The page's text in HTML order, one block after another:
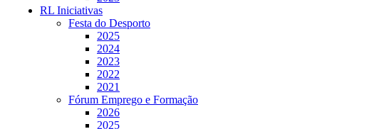
RL Iniciativas
Festa do Desporto
2025
2024
2023
2022
2021
Fórum Emprego e Formação
2026
2025